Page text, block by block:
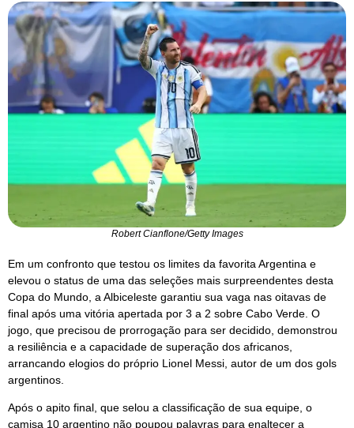
Robert Cianflone/Getty Images
Em um confronto que testou os limites da favorita Argentina e
elevou o status de uma das seleções mais surpreendentes desta
Copa do Mundo, a Albiceleste garantiu sua vaga nas oitavas de
final após uma vitória apertada por 3 a 2 sobre Cabo Verde. O
jogo, que precisou de prorrogação para ser decidido, demonstrou
a resiliência e a capacidade de superação dos africanos,
arrancando elogios do próprio Lionel Messi, autor de um dos gols
argentinos.
Após o apito final, que selou a classificação de sua equipe, o
camisa 10 argentino não poupou palavras para enaltecer a